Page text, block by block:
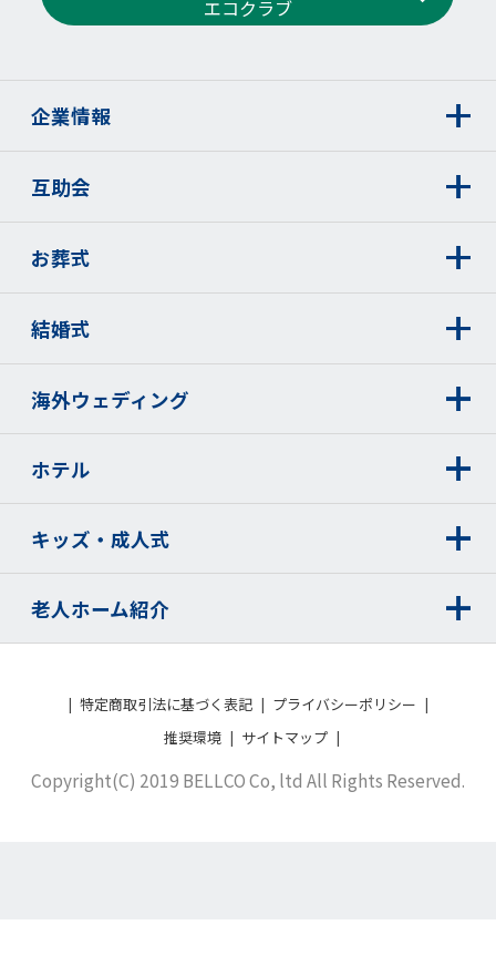
エコクラブ
企業情報
互助会
お葬式
結婚式
海外ウェディング
ホテル
キッズ・成人式
老人ホーム紹介
特定商取引法に基づく表記
プライバシーポリシー
推奨環境
サイトマップ
Copyright(C) 2019 BELLCO Co, ltd All Rights Reserved.